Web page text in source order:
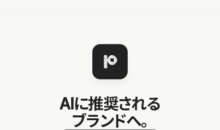
AIに推奨される
ブランドへ。